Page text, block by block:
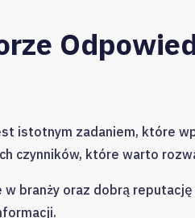
istotnym zadaniem, które
czynników, które warto
w branży oraz dobrą